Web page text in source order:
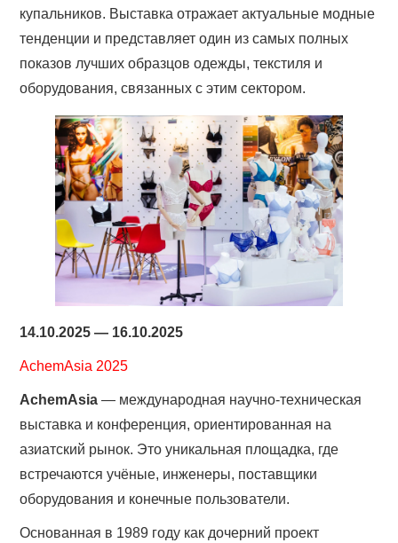
купальников. Выставка отражает актуальные модные
тенденции и представляет один из самых полных
показов лучших образцов одежды, текстиля и
оборудования, связанных с этим сектором.
14.10.2025 — 16.10.2025
AchemAsia 2025
AchemAsia — международная научно-техническая
выставка и конференция, ориентированная на
азиатский рынок. Это уникальная площадка, где
встречаются учёные, инженеры, поставщики
оборудования и конечные пользователи.
Основанная в 1989 году как дочерний проект